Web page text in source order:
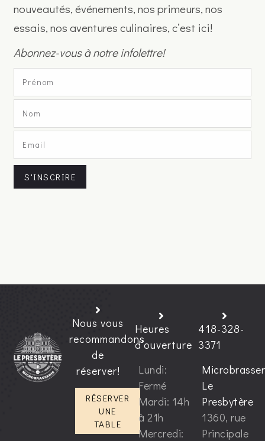
nouveautés, événements, nos primeurs, nos
essais, nos aventures culinaires, c’est ici!
Abonnez-vous à notre infolettre!
S'INSCRIRE
Nous vous
recommandons
de
réserver!
RÉSERVER
UNE
TABLE
Heures
d’ouverture
Lundi:
Fermé
Mardi: 14h
à 21h
Mercredi:
418-328-
3371
Le
Presbytère
1360, rue
Principale